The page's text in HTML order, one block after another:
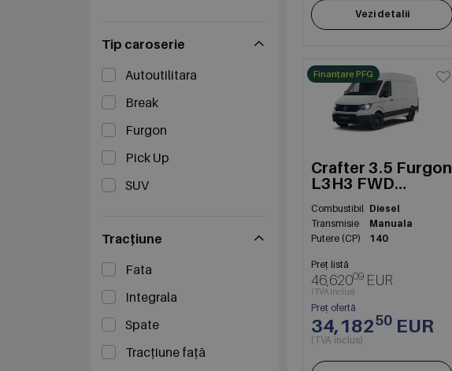
Tip caroserie
Autoutilitara
Break
Furgon
Pick Up
SUV
Tracțiune
Fata
Integrala
Spate
Tracțiune față
Vezi detalii
Finanțare PFG
Crafter 3.5 Furgon
L3H3 FWD
Combustibil Diesel
Transmisie
Manuala
Putere (CP)
140
Preț listă
46,62009 EUR
(TVA inclus)
Preț ofertă
34,18250 EUR
(TVA inclus)